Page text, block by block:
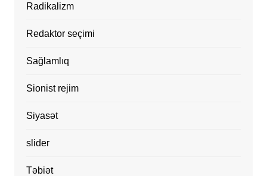
Radikalizm
Redaktor seçimi
Sağlamlıq
Sionist rejim
Siyasət
slider
Təbiət